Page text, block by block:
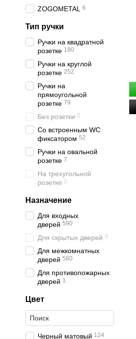
ZOGOMETAL 6
Тип ручки
Ручки на квадратной
розетке 180
Ручки на круглой
розетке 252
Ручки на
прямоугольной
розетке 79
Без розетки 0
Со встроенным WC
фиксатором 52
Ручки на овальной
розетке 7
На трехугольной
розетке 0
Назначение
Для входных
дверей 590
Для скрытых дверей 0
Для межкомнатных
дверей 580
Для противопожарных
дверей 1
Цвет
Черный матовый 124